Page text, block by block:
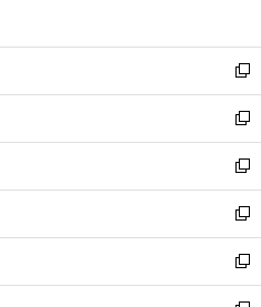
開
く
ウ
で
開
く
ン
ド
ウ
で
開
く
新
し
い
ウ
ィ
ン
ド
ウ
で
開
新
し
い
ウ
ィ
ン
ド
ウ
新
し
い
ウ
ィ
ン
新
し
い
ウ
新
し